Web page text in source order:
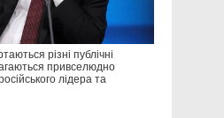
різні публічні
привселюдно
лідера та